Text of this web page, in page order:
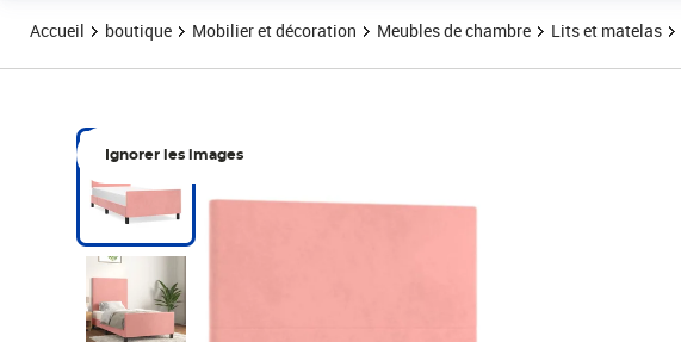
Accueil boutique Mobilier et décoration Meubles de chambre Lits et matelas
Ignorer les images